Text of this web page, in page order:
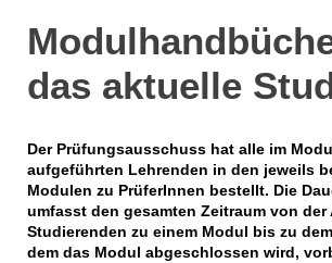
das aktuelle
Der Prüfungsausschuss hat alle im
aufgeführten Lehrenden in den jeweils
Modulen zu PrüferInnen bestellt. Die
umfasst den gesamten Zeitraum von der
Studierenden zu einem Modul bis zu
dem das Modul abgeschlossen wird,